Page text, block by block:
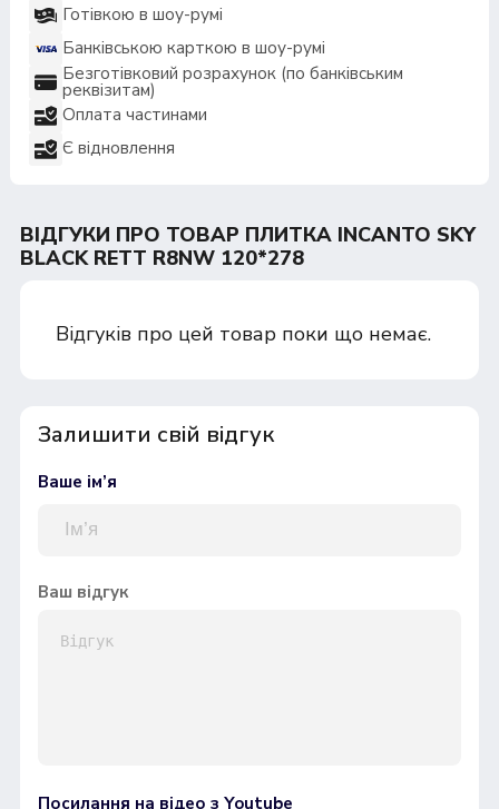
Готівкою в шоу-румі
Банківською карткою в шоу-румі
Безготівковий розрахунок (по банківським
реквізитам)
Оплата частинами
Є відновлення
ВІДГУКИ ПРО ТОВАР ПЛИТКА INCANTO SKY
BLACK RETT R8NW 120*278
Відгуків про цей товар поки що немає.
Залишити свій відгук
Ваше ім’я
Ваш відгук
Посилання на відео з Youtube